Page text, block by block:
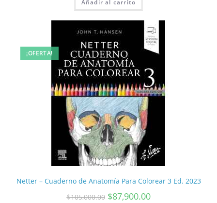
Añadir al carrito
¡OFERTA!
Netter – Cuaderno de Anatomía Para Colorear 3 Ed. 2023
$105,000.00 $87,900.00